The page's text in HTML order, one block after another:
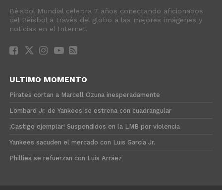
Béisbol Mundial celebra 7 años conectando aficionados
del Béisbol a través del globo a las mejores imágenes y
noticias en el Internet.
ULTIMO MOMENTO
Pirates cortan a Marcell Ozuna inesperadamente
Lombard Jr. de Yankees se estrena con cuadrangular
¡Castigo ejemplar! Suspendidos en la LMB por violencia
Yankees sacuden el mercado con Luis García Jr.
Phillies se refuerzan con Luis Arráez